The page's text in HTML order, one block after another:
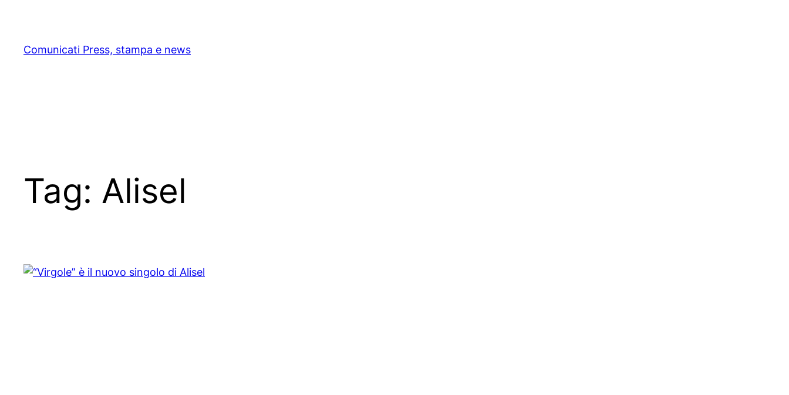
content
Comunicati Press, stampa e news
Tag: Alisel